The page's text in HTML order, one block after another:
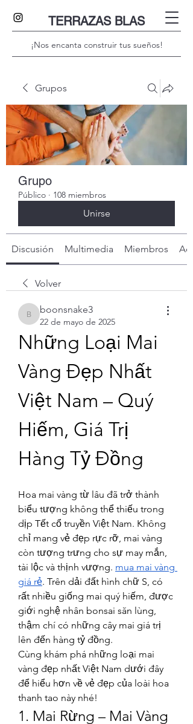
TERRAZAS BLAS
¡Nos encanta construir tus sueños!
Grupos
Grupo
Público · 108 miembros
Unirse
Discusión Multimedia Miembros
Volver
boonsnake3
boonsnake3
22 de mayo de 2025
Những Loại Mai
Vàng Đẹp Nhất
Việt Nam – Quý
Hiếm, Giá Trị
Hàng Tỷ Đồng
Hoa mai vàng từ lâu đã trở thành
biểu tượng không thể thiếu trong
dịp Tết cổ truyền Việt Nam. Không
chỉ mang vẻ đẹp rực rỡ, mai vàng
còn tượng trưng cho sự may mắn,
tài lộc và thịnh vượng. mua mai vàng
giá rẻ. Trên dải đất hình chữ S, có
rất nhiều giống mai quý hiếm, được
giới nghệ nhân bonsai săn lùng,
thậm chí có những cây mai giá trị
lên đến hàng tỷ đồng.
Cùng khám phá những loại mai
vàng đẹp nhất Việt Nam dưới đây
để hiểu hơn về vẻ đẹp của loài hoa
thanh tao này nhé!
1. Mai Rừng – Mai Vàng